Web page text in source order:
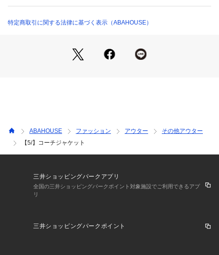
02443030004 （ショップ）
特定商取引に関する法律に基づく表示（ABAHOUSE）
ABAHOUSE ファッション アウター
その他アウター
【5/】コーチジャケット
三井ショッピングパークアプリ
全国の三井ショッピングパークポイント対象施設でご利用できるアプ
リ
三井ショッピングパークポイント